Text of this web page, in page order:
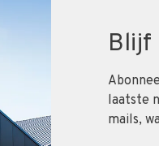
Blijf
laatste
mails,